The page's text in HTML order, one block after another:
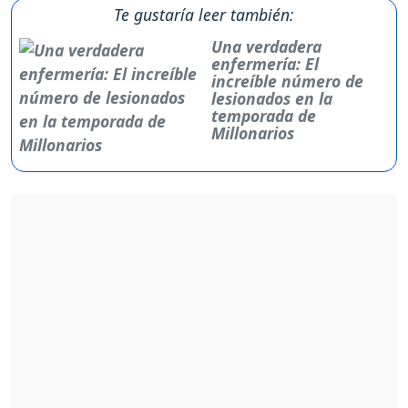
Te gustaría leer también:
Una verdadera
enfermería: El
increíble número de
lesionados en la
temporada de
Millonarios